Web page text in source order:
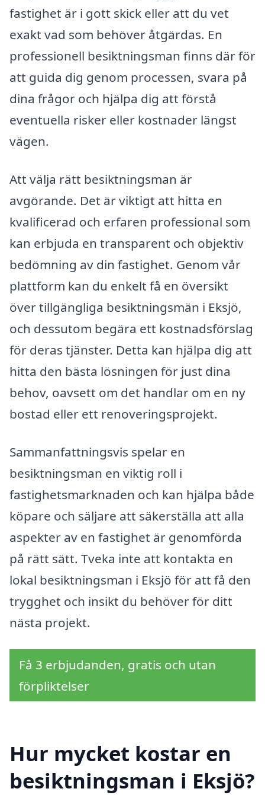
fastighet är i gott skick eller att du vet
exakt vad som behöver åtgärdas. En
professionell besiktningsman finns där för
att guida dig genom processen, svara på
dina frågor och hjälpa dig att förstå
eventuella risker eller kostnader längst
vägen.
Att välja rätt besiktningsman är
avgörande. Det är viktigt att hitta en
kvalificerad och erfaren professional som
kan erbjuda en transparent och objektiv
bedömning av din fastighet. Genom vår
plattform kan du enkelt få en översikt
över tillgängliga besiktningsmän i Eksjö,
och dessutom begära ett kostnadsförslag
för deras tjänster. Detta kan hjälpa dig att
hitta den bästa lösningen för just dina
behov, oavsett om det handlar om en ny
bostad eller ett renoveringsprojekt.
Sammanfattningsvis spelar en
besiktningsman en viktig roll i
fastighetsmarknaden och kan hjälpa både
köpare och säljare att säkerställa att alla
aspekter av en fastighet är genomförda
på rätt sätt. Tveka inte att kontakta en
lokal besiktningsman i Eksjö för att få den
trygghet och insikt du behöver för ditt
nästa projekt.
Få 3 erbjudanden, gratis och utan
förpliktelser
Hur mycket kostar en
besiktningsman i Eksjö?